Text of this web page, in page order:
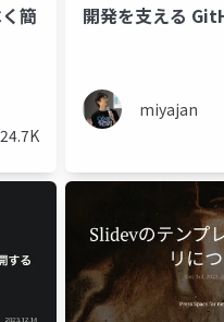
簡
24.7K
開発を支える
miyajan